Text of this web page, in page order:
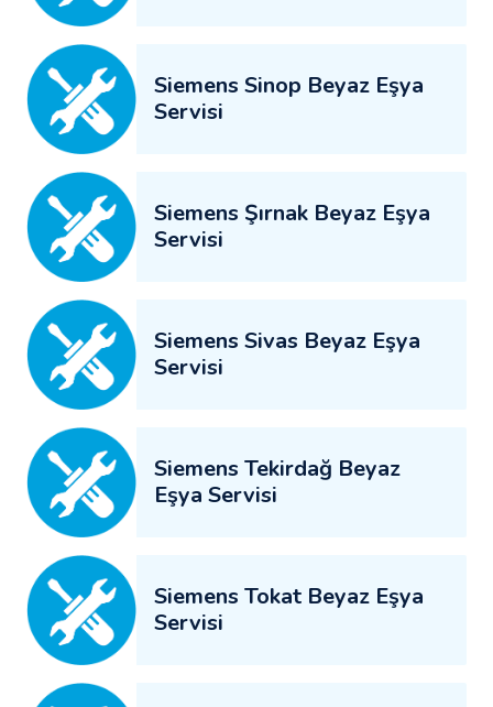
Siemens Sinop Beyaz Eşya
Servisi
Siemens Şırnak Beyaz Eşya
Servisi
Siemens Sivas Beyaz Eşya
Servisi
Siemens Tekirdağ Beyaz
Eşya Servisi
Siemens Tokat Beyaz Eşya
Servisi